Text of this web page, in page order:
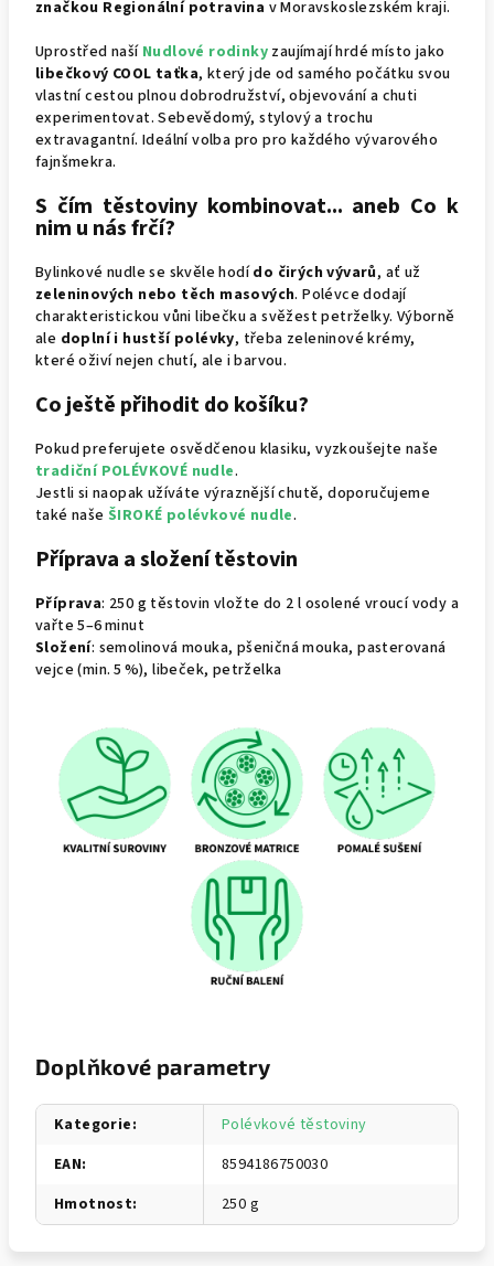
značkou Regionální potravina v Moravskoslezském kraji.
Uprostřed naší Nudlové rodinky zaujímají hrdé místo jako
libečkový COOL taťka, který jde od samého počátku svou
vlastní cestou plnou dobrodružství, objevování a chuti
experimentovat. Sebevědomý, stylový a trochu
extravagantní. Ideální volba pro pro každého vývarového
fajnšmekra.
S čím těstoviny kombinovat... aneb Co k
nim u nás frčí?
Bylinkové nudle se skvěle hodído čirých vývarů, ať už
zeleninových nebo těch masových. Polévce dodají
charakteristickou vůni libečku a svěžest petrželky. Výborně
ale doplní i hustší polévky, třeba zeleninové krémy,
které oživí nejen chutí, ale i barvou.
Co ještě přihodit do košíku?
Pokud preferujete osvědčenou klasiku, vyzkoušejte naše
tradiční POLÉVKOVÉ nudle.
Jestli si naopak užíváte výraznější chutě, doporučujeme
také našeŠIROKÉ polévkové nudle.
Příprava a složení těstovin
Příprava: 250 g těstovin vložte do 2 l osolené vroucí vody a
vařte 5–6 minut
Složení: semolinová mouka, pšeničná mouka, pasterovaná
vejce (min. 5 %), libeček, petrželka
Doplňkové parametry
Kategorie:
Polévkové těstoviny
EAN:
8594186750030
Hmotnost: 250 g